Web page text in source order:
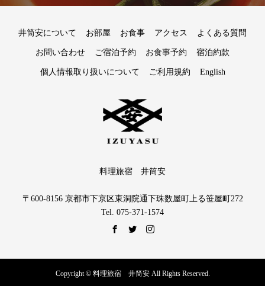
井筒安について お部屋 お食事 アクセス よくある質問
お問い合わせ ご宿泊予約 お食事予約 宿泊約款
個人情報取り扱いについて ご利用規約 English
料理旅宿 井筒安
〒600-8156 京都市下京区東洞院通下珠数屋町上る笹屋町272
Tel. 075-371-1574
Copyright © 料理旅宿 井筒安 All Rights Reserved.